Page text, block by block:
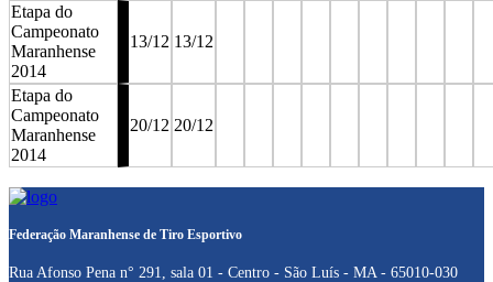
Etapa do
Campeonato
Maranhense
2014
13/12 13/12
Etapa do
Campeonato
Maranhense
2014
20/12 20/12
Federação Maranhense de Tiro Esportivo
Rua Afonso Pena n° 291, sala 01 - Centro - São Luís - MA - 65010-030